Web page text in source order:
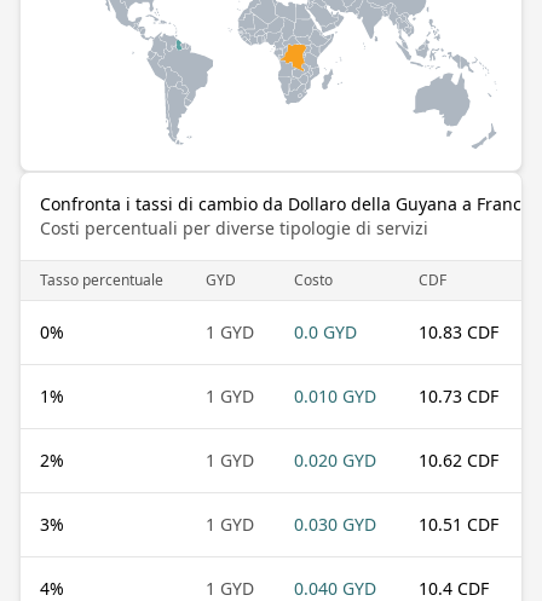
Confronta i tassi di cambio da Dollaro della Guyana a Franco
Costi percentuali per diverse tipologie di servizi
Tasso percentuale GYD Costo CDF
0% 1 GYD 0.0 GYD 10.83 CDF
1% 1 GYD 0.010 GYD 10.73 CDF
2% 1 GYD 0.020 GYD 10.62 CDF
3% 1 GYD 0.030 GYD 10.51 CDF
4% 1 GYD 0.040 GYD 10.4 CDF